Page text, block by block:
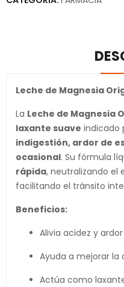
Leche de Magnesia
La Leche de Magnesia
laxante suave indicado
indigestión, ardor de
ocasional. Su fórmula
rápida, neutralizando el
facilitando el tránsito
Beneficios:
Alivia acidez y
Ayuda a mejorar la
Actúa como